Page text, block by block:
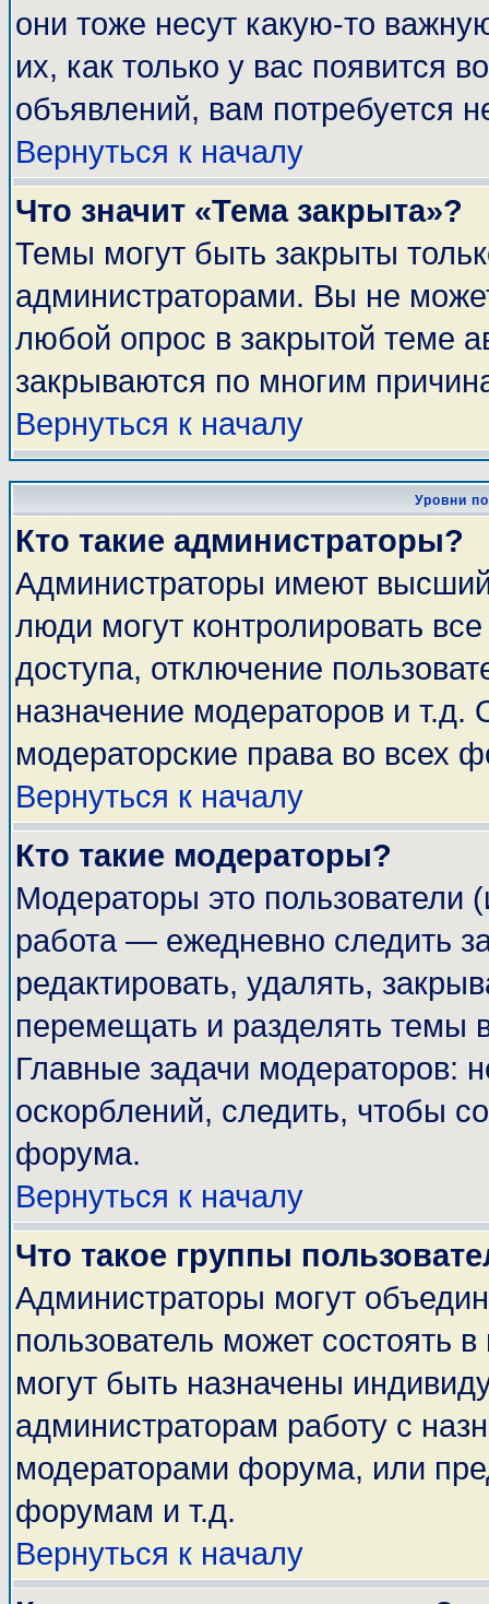
они тоже несут какую-то
их, как только у вас появится
объявлений, вам потребуется
Вернуться к началу
Что значит «Тема закрыта»?
Темы могут быть закрыты
администраторами. Вы не
любой опрос в закрытой теме
закрываются по многим
Вернуться к началу
Уровни
Кто такие администраторы?
Администраторы имеют
люди могут контролировать
доступа, отключение
назначение модераторов и
модераторские права во всех
Вернуться к началу
Кто такие модераторы?
Модераторы это пользователи
работа — ежедневно следить
редактировать, удалять,
перемещать и разделять темы
Главные задачи модераторов:
оскорблений, следить, чтобы
форума.
Вернуться к началу
Что такое группы
Администраторы могут
пользователь может состоять
могут быть назначены
администраторам работу с
модераторами форума, или
форумам и т.д.
Вернуться к началу